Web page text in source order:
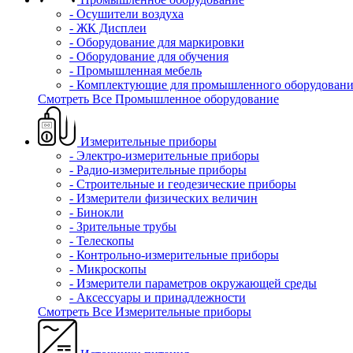
- Осушители воздуха
- ЖК Дисплеи
- Оборудование для маркировки
- Оборудование для обучения
- Промышленная мебель
- Комплектующие для промышленного
Смотреть Все Промышленное оборудование
Измерительные приборы
- Электро-измерительные приборы
- Радио-измерительные приборы
- Строительные и геодезические приборы
- Измерители физических величин
- Бинокли
- Зрительные трубы
- Телескопы
- Контрольно-измерительные приборы
- Микроскопы
- Измерители параметров окружающей среды
- Аксессуары и принадлежности
Смотреть Все Измерительные приборы